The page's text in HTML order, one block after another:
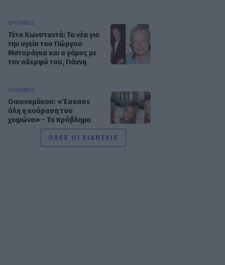
SHOWBIZ
Τέτα Κωνσταντά: Τα νέα για
την υγεία του Γιώργου
Ματαράγκα και ο γάμος με
τον αδερφό του, Γιάννη
SHOWBIZ
Οικονομάκου: «Έσκασε
όλη η κούραση του
χειμώνα» - Το πρόβλημα
στις διακοπές στο νησί
Μπόρα ΜπόραΟΛΕΣ ΟΙ ΕΙΔΗΣΕΙΣ